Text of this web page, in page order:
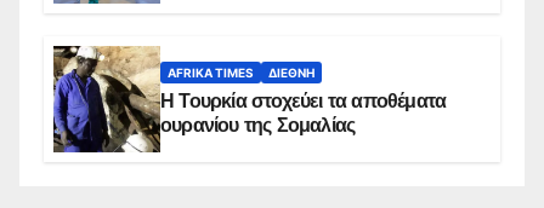
AFRIKA TIMES ΔΙΕΘΝΉ
Η Τουρκία στοχεύει τα αποθέματα
ουρανίου της Σομαλίας